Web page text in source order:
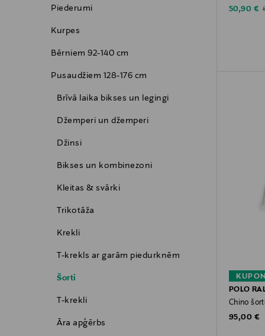
Piederumi
Kurpes
Bērniem 92-140 cm
Pusaudžiem 128-176 cm
Brīvā laika bikses un legingi
Džemperi un džemperi
Džinsi
Bikses un kombinezoni
Kleitas & svārki
Trikotāža
Krekli
T-krekls ar garām piedurknēm
Šorti
T-krekli
Āra apģērbs
50,90 €
POLO
Chino šorti
Original
95,00 €